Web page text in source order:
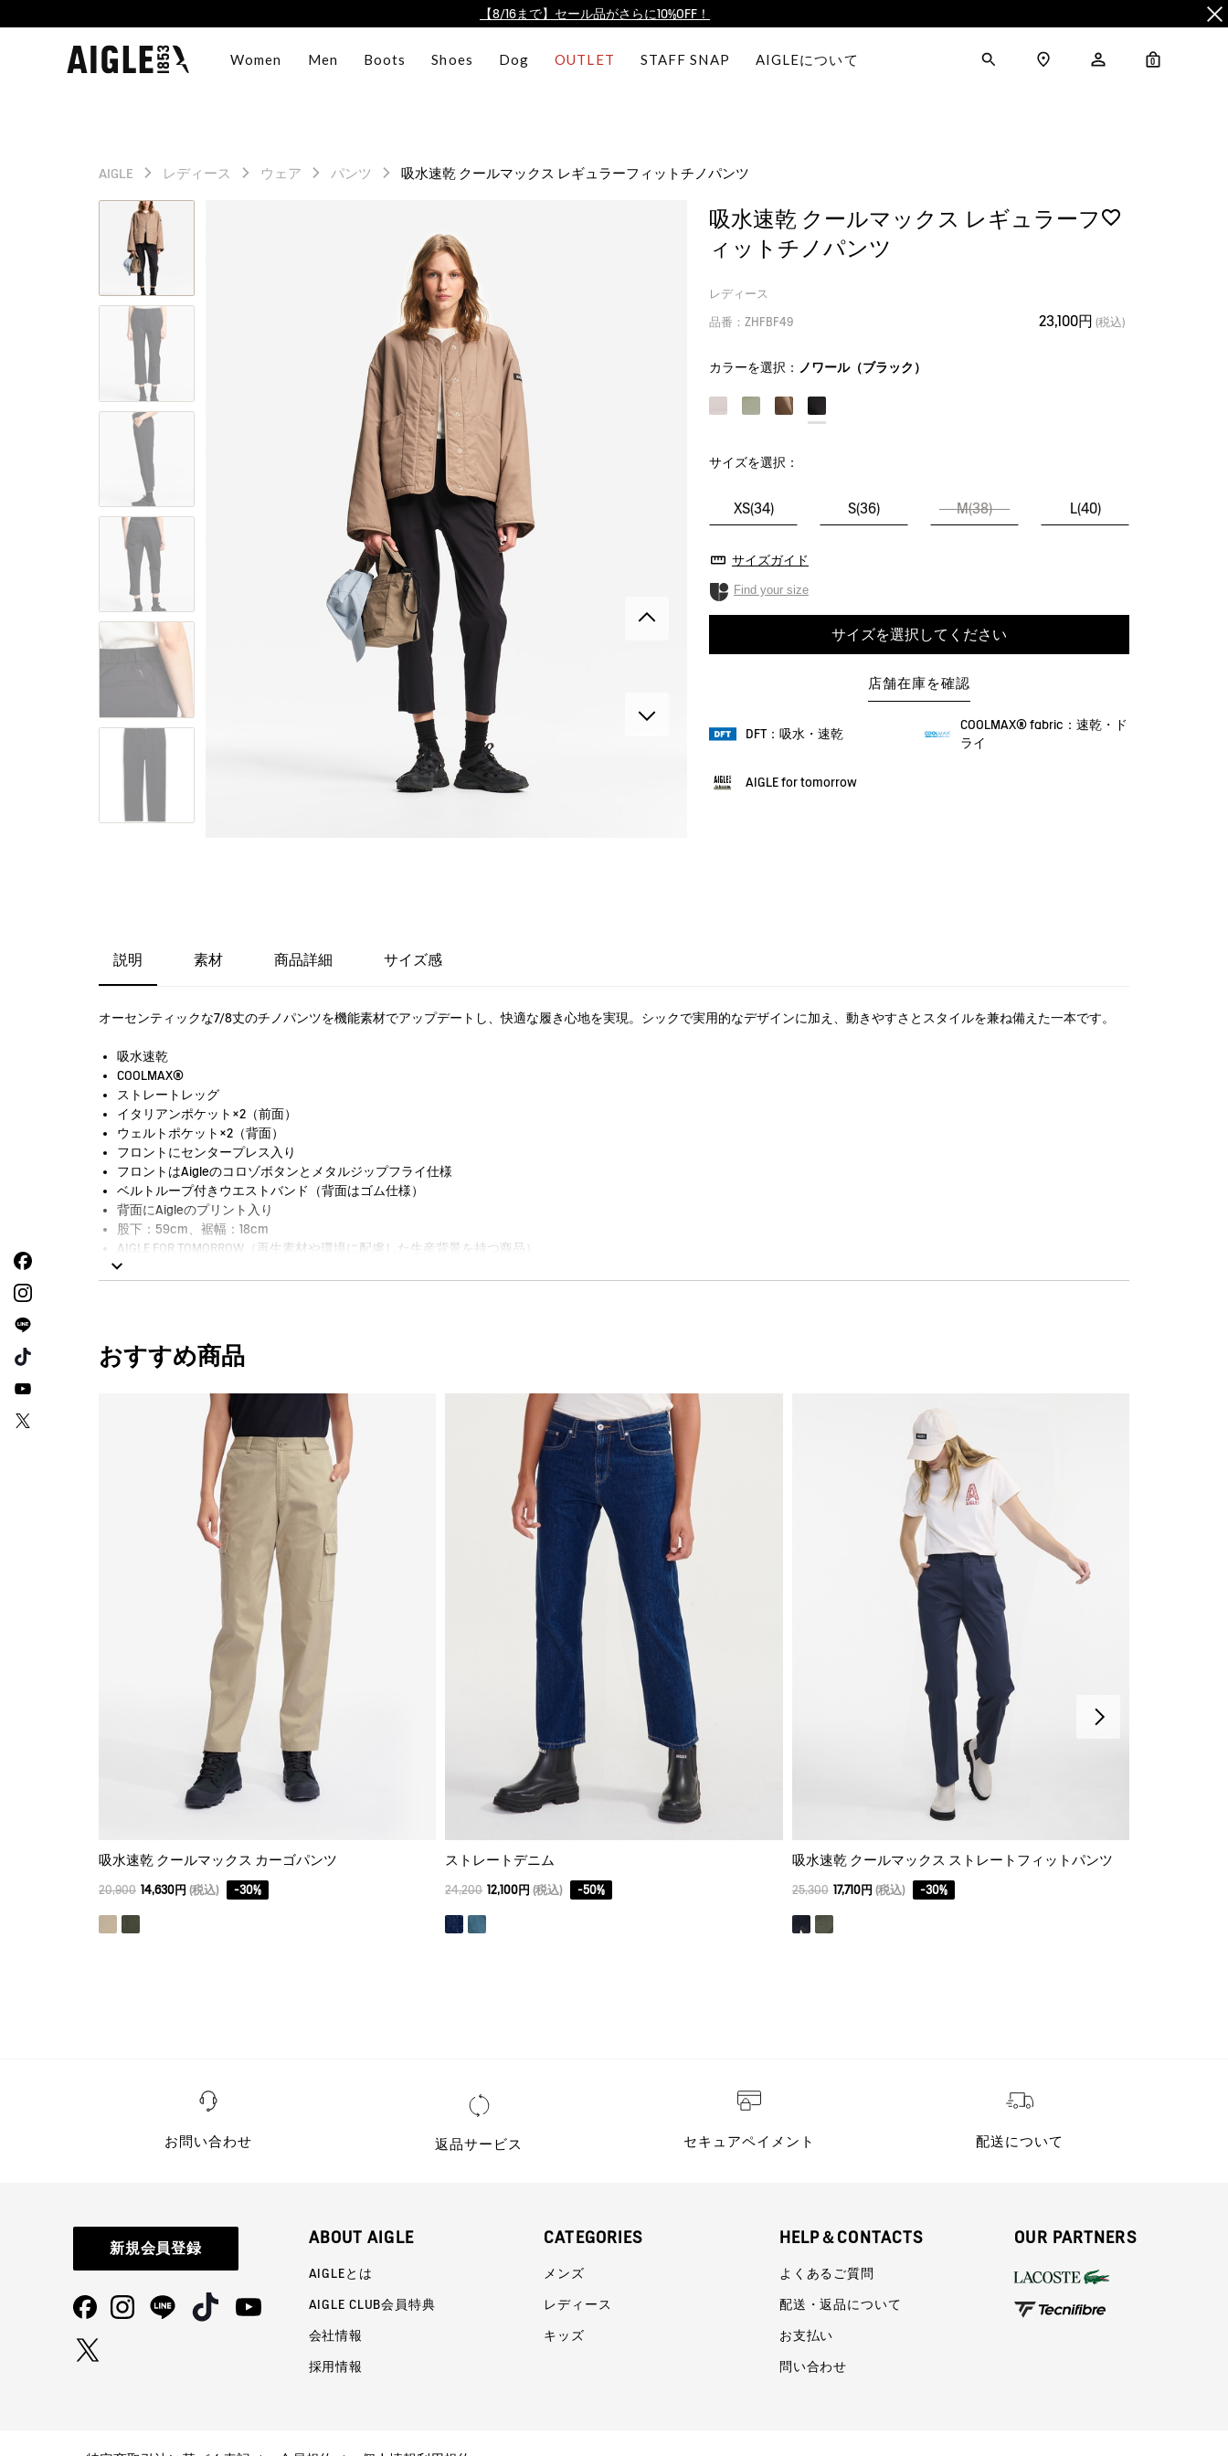
【8/16まで】セール品がさらに10%OFF！
ログイン/会員登録で送料＆返品無料
ログイン/会員登録で送料＆返品無料
Women Men Boots Shoes Dog OUTLET STAFF SNAP AIGLEについて 0
AIGLE レディース ウェア パンツ 吸水速乾 クールマックス レギュラーフィットチノパンツ
吸水速乾 クールマックス レギュラーフ
ィットチノパンツ
レディース
品番：ZHFBF49 23,100円 (税込)
カラーを選択： ノワール（ブラック）
サイズを選択：
XS(34) S(36) M(38) L(40)
サイズガイド
Find your size
サイズを選択してください
店舗在庫を確認
DFT：吸水・速乾
COOLMAX® fabric：速乾・ド
ライ
AIGLE for tomorrow
説明 素材 商品詳細 サイズ感
オーセンティックな7/8丈のチノパンツを機能素材でアップデートし、快適な履き心地を実現。シックで実用的なデザインに加え、動きやすさとスタイルを兼ね備えた一本です。
吸水速乾
COOLMAX®
ストレートレッグ
イタリアンポケット×2（前面）
ウェルトポケット×2（背面）
フロントにセンタープレス入り
フロントはAigleのコロゾボタンとメタルジップフライ仕様
ベルトループ付きウエストバンド（背面はゴム仕様）
背面にAigleのプリント入り
股下：59cm、裾幅：18cm
AIGLE FOR TOMORROW（再生素材や環境に配慮した生産背景を持つ商品）
おすすめ商品
吸水速乾 クールマックス カーゴパンツ
20,900 14,630円 (税込) -30%
ストレートデニム
24,200 12,100円 (税込) -50%
吸水速乾 クールマックス ストレートフィットパンツ
25,300 17,710円 (税込) -30%
お問い合わせ 返品サービス セキュアペイメント 配送について
新規会員登録
ABOUT AIGLE
AIGLEとは
AIGLE CLUB会員特典
会社情報
採用情報
CATEGORIES
メンズ
レディース
キッズ
HELP＆CONTACTS
よくあるご質問
配送・返品について
お支払い
問い合わせ
OUR PARTNERS